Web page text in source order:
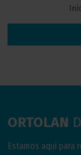
ORTOLAN
Estamos aquí para